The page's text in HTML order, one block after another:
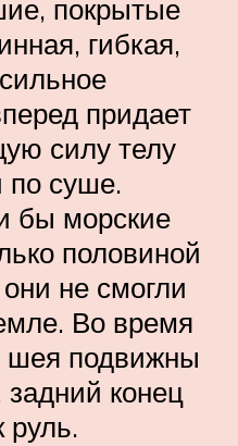
покрытые
гибкая,
придает
силу телу
по суше.
бы морские
половиной
не смогли
Во время
шея подвижны
конец
руль.